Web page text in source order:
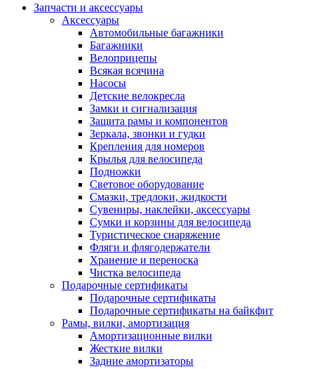
Запчасти и аксессуары
Аксессуары
Автомобильные багажники
Багажники
Велоприцепы
Всякая всячина
Насосы
Детские велокресла
Замки и сигнализация
Защита рамы и компонентов
Зеркала, звонки и гудки
Крепления для номеров
Крылья для велосипеда
Подножки
Световое оборудование
Смазки, тредлоки, жидкости
Сувениры, наклейки, аксессуары
Сумки и корзины для велосипеда
Туристическое снаряжение
Фляги и флягодержатели
Хранение и переноска
Чистка велосипеда
Подарочные сертификаты
Подарочные сертификаты
Подарочные сертификаты на байкфит
Рамы, вилки, амортизация
Амортизационные вилки
Жесткие вилки
Задние амортизаторы